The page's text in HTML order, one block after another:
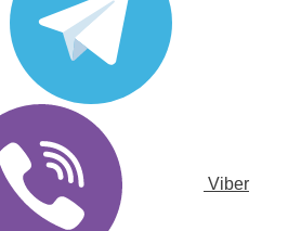
Viber